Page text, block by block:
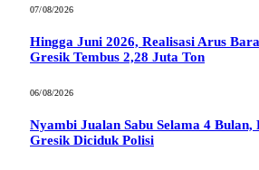
07/08/2026
Hingga Juni 2026, Realisasi Arus
Gresik Tembus 2,28 Juta Ton
06/08/2026
Nyambi Jualan Sabu Selama 4 Bulan,
Gresik Diciduk Polisi